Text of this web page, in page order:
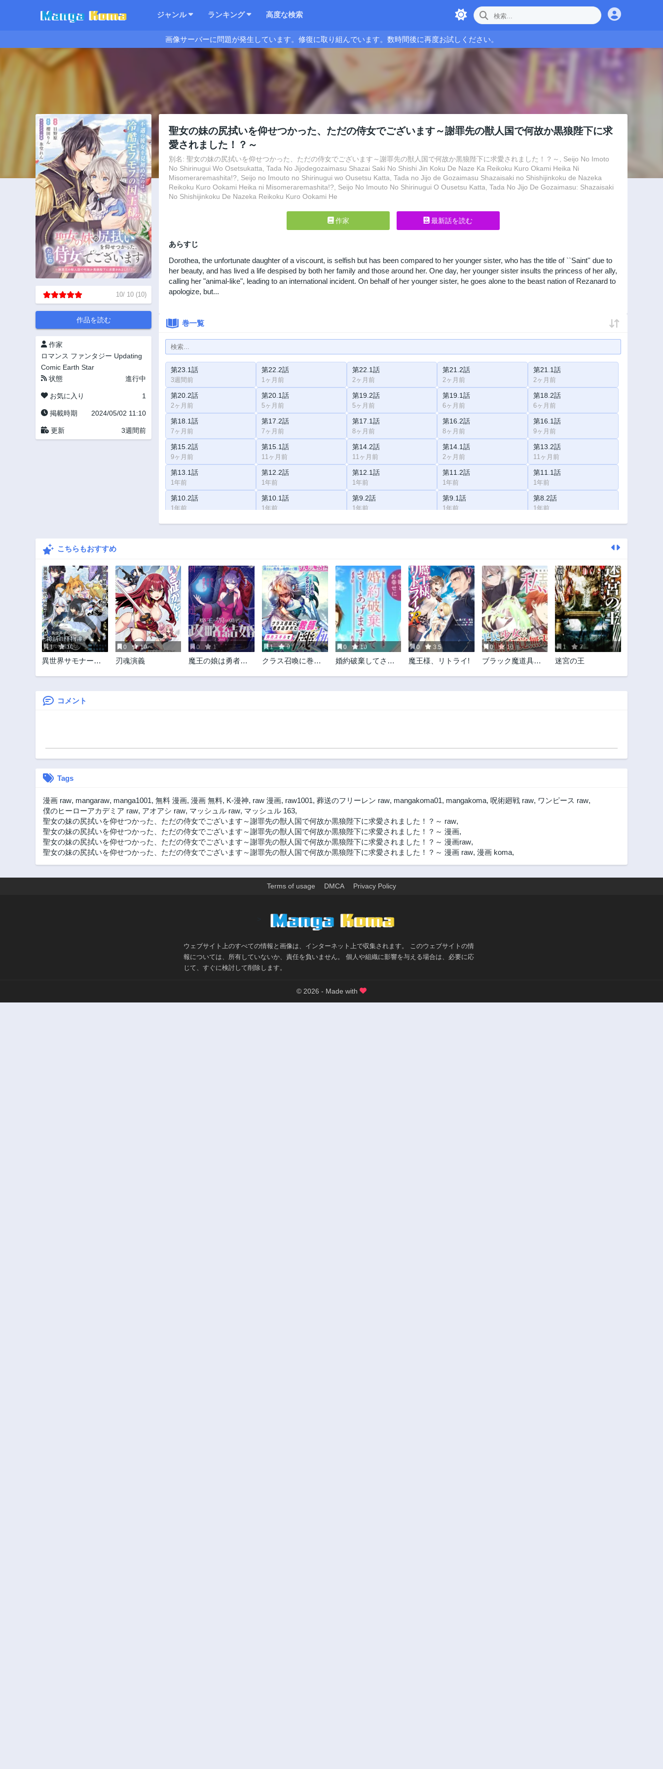
ジャンル ランキング 高度な検索
画像サーバーに問題が発生しています。修復に取り組んでいます。数時間後に再度お試しください。
10/ 10 (10)
作品を読む
作家
ロマンス ファンタジー Updating
Comic Earth Star
状態
進行中
お気に入り 1
掲載時期 2024/05/02 11:10
更新 3週間前
聖女の妹の尻拭いを仰せつかった、ただの侍女でございます～謝罪先の獣人国で何故か黒狼陛下に求
愛されました！？～
別名: 聖女の妹の尻拭いを仰せつかった、ただの侍女でございます～謝罪先の獣人国で何故か黒狼陛下に求愛されました！？～, Seijo No Imoto
No Shirinugui Wo Osetsukatta, Tada No Jijodegozaimasu Shazai Saki No Shishi Jin Koku De Naze Ka Reikoku Kuro Okami Heika Ni
Misomeraremashita!?, Seijo no Imouto no Shirinugui wo Ousetsu Katta, Tada no Jijo de Gozaimasu Shazaisaki no Shishijinkoku de Nazeka
Reikoku Kuro Ookami Heika ni Misomeraremashita!?, Seijo No Imouto No Shirinugui O Ousetsu Katta, Tada No Jijo De Gozaimasu: Shazaisaki
No Shishijinkoku De Nazeka Reikoku Kuro Ookami He
作家 最新話を読む
あらすじ
Dorothea, the unfortunate daughter of a viscount, is selfish but has been compared to her younger sister, who has the title of ``Saint'' due to
her beauty, and has lived a life despised by both her family and those around her. One day, her younger sister insults the princess of her ally,
calling her "animal-like", leading to an international incident. On behalf of her younger sister, he goes alone to the beast nation of Rezanard to
apologize, but...
巻一覧
第23.1話
3週間前
第22.2話
1ヶ月前
第22.1話
2ヶ月前
第21.2話
2ヶ月前
第21.1話
2ヶ月前
第20.2話
2ヶ月前
第20.1話
5ヶ月前
第19.2話
5ヶ月前
第19.1話
6ヶ月前
第18.2話
6ヶ月前
第18.1話
7ヶ月前
第17.2話
7ヶ月前
第17.1話
8ヶ月前
第16.2話
8ヶ月前
第16.1話
9ヶ月前
第15.2話
9ヶ月前
第15.1話
11ヶ月前
第14.2話
11ヶ月前
第14.1話
2ヶ月前
第13.2話
11ヶ月前
第13.1話
1年前
第12.2話
1年前
第12.1話
1年前
第11.2話
1年前
第11.1話
1年前
第10.2話
1年前
第10.1話
1年前
第9.2話
1年前
第9.1話
1年前
第8.2話
1年前
第8.1話 第7話 第6話 第5話 第4話
こちらもおすすめ
1 10
異世界サモナー、
切られた元英雄
は、愛重めな仲間
0 10
刃魂演義
0 1
魔王の娘は勇者と
1 9
クラス召喚に巻き
女を修理する
0 10
婚約破棄してさし
せに～
0 3.5
魔王様、リトライ!
0 10
ブラック魔道具師
として拾われる ～
Tsuihousareta
Watashi
1 7
迷宮の王
コメント
Tags
漫画 raw, mangaraw, manga1001, 無料 漫画, 漫画 無料, K-漫神, raw 漫画, raw1001, 葬送のフリーレン raw, mangakoma01, mangakoma, 呪術廻戦 raw, ワンピース raw,
僕のヒーローアカデミア raw, アオアシ raw, マッシュル raw, マッシュル 163,
聖女の妹の尻拭いを仰せつかった、ただの侍女でございます～謝罪先の獣人国で何故か黒狼陛下に求愛されました！？～ raw,
聖女の妹の尻拭いを仰せつかった、ただの侍女でございます～謝罪先の獣人国で何故か黒狼陛下に求愛されました！？～ 漫画,
聖女の妹の尻拭いを仰せつかった、ただの侍女でございます～謝罪先の獣人国で何故か黒狼陛下に求愛されました！？～ 漫画raw,
聖女の妹の尻拭いを仰せつかった、ただの侍女でございます～謝罪先の獣人国で何故か黒狼陛下に求愛されました！？～ 漫画 raw, 漫画 koma,
Terms of usage DMCA Privacy Policy
ウェブサイト上のすべての情報と画像は、インターネット上で収集されます。 このウェブサイトの情
報については、所有していないか、責任を負いません。 個人や組織に影響を与える場合は、必要に応
じて、すぐに検討して削除します。
© 2026 - Made with